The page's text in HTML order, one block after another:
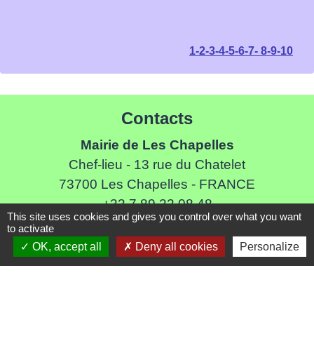
1-2-3-4-5-6-7- 8-9-10
Contacts
Mairie de Les Chapelles
Chef-lieu - 13 rue du Chatelet
73700 Les Chapelles - FRANCE
+33 7 89 22 08 48
This site uses cookies and gives you control over what you want
to activate
OK, accept all
Deny all cookies Personalize